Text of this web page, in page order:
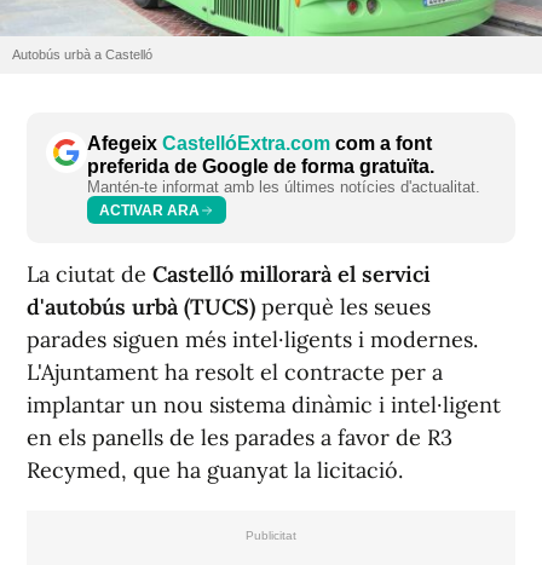
Autobús urbà a Castelló
Afegeix CastellóExtra.com com a font
preferida de Google de forma gratuïta.
Mantén-te informat amb les últimes notícies d'actualitat.
ACTIVAR ARA
La ciutat de Castelló millorarà el servici
d'autobús urbà (TUCS) perquè les seues
parades siguen més intel·ligents i modernes.
L'Ajuntament ha resolt el contracte per a
implantar un nou sistema dinàmic i intel·ligent
en els panells de les parades a favor de R3
Recymed, que ha guanyat la licitació.